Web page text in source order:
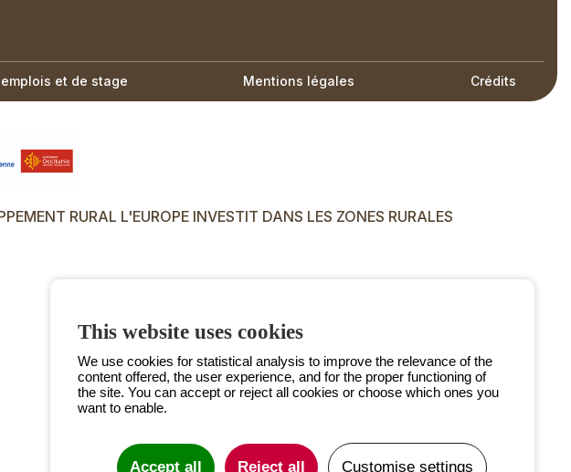
et de stage Mentions légales Crédits
RURAL L'EUROPE INVESTIT DANS LES ZONES RURALES
This website uses cookies
We use cookies for statistical analysis to improve the relevance of the
content offered, the user experience, and for the proper functioning of
the site. You can accept or reject all cookies or choose which ones you
want to enable.
Accept all Reject all Customise settings